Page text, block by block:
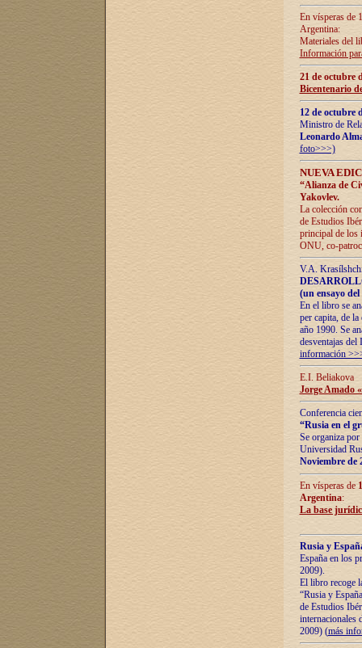
En vísperas de
Argentina:
Materiales del
Información
21 de octubre
Bicentenario
12 de octubre
Ministro de
Leonardo
foto>>>)
NUEVA
“Alianza de
Yakovlev.
La colección
de Estudios
principal de los
ONU, co-
V.A.
(un ensayo
En el libro se
per capita, de
año 1990. Se
desventajas
información
E.I. Beliakova
Jorge Amado
Conferencia
“Rusia en el
Se organiza
Universidad
Noviembre de
En vísperas de
Argentina:
La base
Rusia y
España en los
2009).
El libro recoge
“Rusia y
de Estudios
internacionales
2009) (más